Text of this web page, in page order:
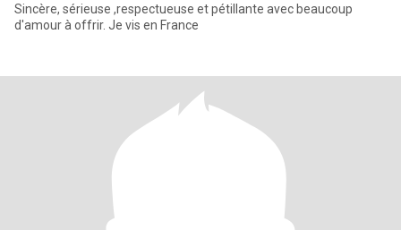
Sincère, sérieuse ,respectueuse et pétillante avec beaucoup
d'amour à offrir. Je vis en France